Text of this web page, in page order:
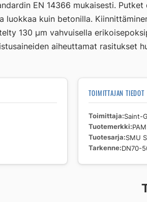
EN 14366 mukaisesti.
luokkaa kuin betonilla.
130 µm vahvuisella
aiheuttamat rasitukset
TOIMITTAJAN TIEDOT
Toimittaja Saint-
Tuotemerkki PAM
Tuotesarja SMU S
Tarkenne DN70-